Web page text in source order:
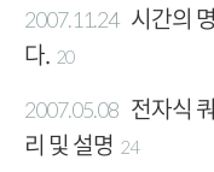
2007.11.24 시간의
다. 20
2007.05.08 전자식
리 및 설명 24